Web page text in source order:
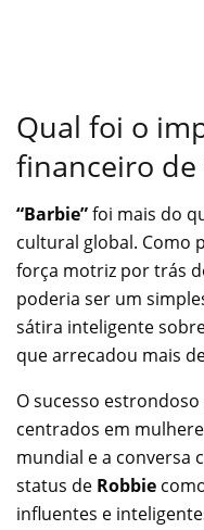
Qual foi o
financeiro de
“Barbie”foi mais do
cultural global. Como
força motriz por trás
poderia ser um
sátira inteligente
que arrecadou mais
O sucesso estrondoso
centrados em
mundial e a conversa
status de Robbie
influentes e